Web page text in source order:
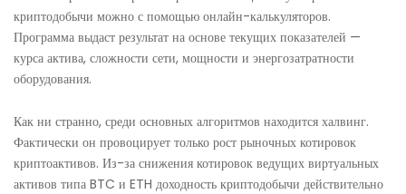
криптодобычи можно с помощью онлайн-калькуляторов.
Программа выдаст результат на основе текущих показателей —
курса актива, сложности сети, мощности и энергозатратности
оборудования.
Как ни странно, среди основных алгоритмов находится халвинг.
Фактически он провоцирует только рост рыночных котировок
криптоактивов. Из-за снижения котировок ведущих виртуальных
активов типа BTC и ETH доходность криптодобычи действительно